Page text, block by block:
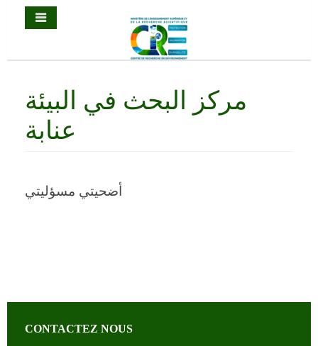
مركز البحث في البيئة
عنابة
أضحيتي مسؤليتي
CONTACTEZ NOUS